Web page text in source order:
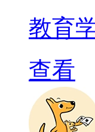
教育
查看